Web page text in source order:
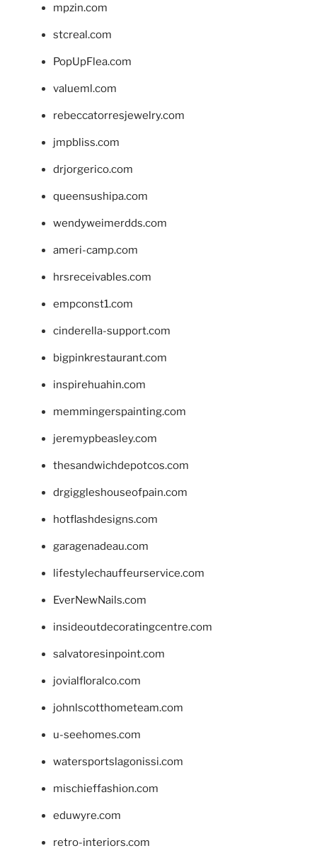
mpzin.com
stcreal.com
PopUpFlea.com
valueml.com
rebeccatorresjewelry.com
jmpbliss.com
drjorgerico.com
queensushipa.com
wendyweimerdds.com
ameri-camp.com
hrsreceivables.com
empconst1.com
cinderella-support.com
bigpinkrestaurant.com
inspirehuahin.com
memmingerspainting.com
jeremypbeasley.com
thesandwichdepotcos.com
drgiggleshouseofpain.com
hotflashdesigns.com
garagenadeau.com
lifestylechauffeurservice.com
EverNewNails.com
insideoutdecoratingcentre.com
salvatoresinpoint.com
jovialfloralco.com
johnlscotthometeam.com
u-seehomes.com
watersportslagonissi.com
mischieffashion.com
eduwyre.com
retro-interiors.com